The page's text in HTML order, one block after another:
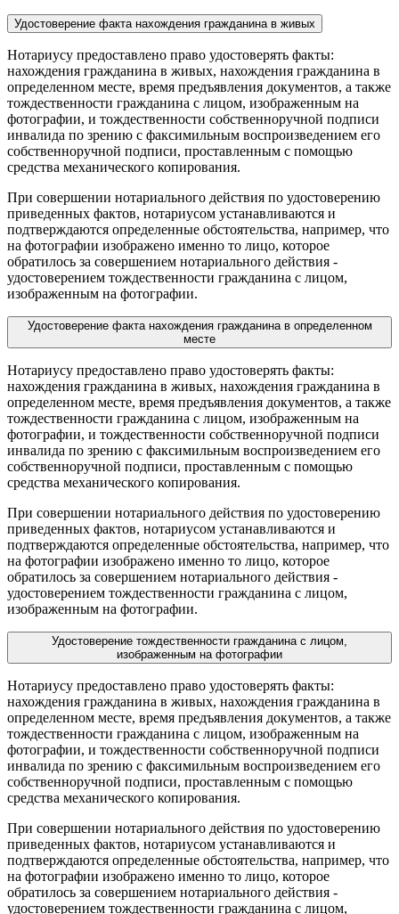
Удостоверение факта нахождения гражданина в живых
Нотариусу предоставлено право удостоверять факты:
нахождения гражданина в живых, нахождения гражданина в
определенном месте, время предъявления документов, а также
тождественности гражданина с лицом, изображенным на
фотографии, и тождественности собственноручной подписи
инвалида по зрению с факсимильным воспроизведением его
собственноручной подписи, проставленным с помощью
средства механического копирования.
При совершении нотариального действия по удостоверению
приведенных фактов, нотариусом устанавливаются и
подтверждаются определенные обстоятельства, например, что
на фотографии изображено именно то лицо, которое
обратилось за совершением нотариального действия -
удостоверением тождественности гражданина с лицом,
изображенным на фотографии.
Удостоверение факта нахождения гражданина в определенном
месте
Нотариусу предоставлено право удостоверять факты:
нахождения гражданина в живых, нахождения гражданина в
определенном месте, время предъявления документов, а также
тождественности гражданина с лицом, изображенным на
фотографии, и тождественности собственноручной подписи
инвалида по зрению с факсимильным воспроизведением его
собственноручной подписи, проставленным с помощью
средства механического копирования.
При совершении нотариального действия по удостоверению
приведенных фактов, нотариусом устанавливаются и
подтверждаются определенные обстоятельства, например, что
на фотографии изображено именно то лицо, которое
обратилось за совершением нотариального действия -
удостоверением тождественности гражданина с лицом,
изображенным на фотографии.
Удостоверение тождественности гражданина с лицом,
изображенным на фотографии
Нотариусу предоставлено право удостоверять факты:
нахождения гражданина в живых, нахождения гражданина в
определенном месте, время предъявления документов, а также
тождественности гражданина с лицом, изображенным на
фотографии, и тождественности собственноручной подписи
инвалида по зрению с факсимильным воспроизведением его
собственноручной подписи, проставленным с помощью
средства механического копирования.
При совершении нотариального действия по удостоверению
приведенных фактов, нотариусом устанавливаются и
подтверждаются определенные обстоятельства, например, что
на фотографии изображено именно то лицо, которое
обратилось за совершением нотариального действия -
удостоверением тождественности гражданина с лицом,